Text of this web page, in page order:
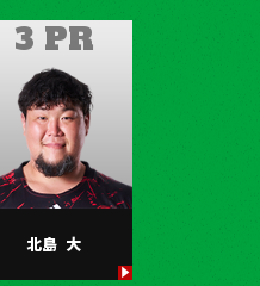
3 PR
北島 大